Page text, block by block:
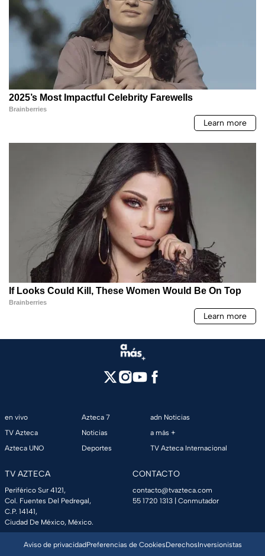
en vivo
TV Azteca
Azteca UNO
Azteca 7
Noticias
Deportes
adn Noticias
a más +
TV Azteca Internacional
TV AZTECA
Periférico Sur 4121,
Col. Fuentes Del Pedregal,
C.P. 14141,
Ciudad De México, México.
CONTACTO
contacto@tvazteca.com
55 1720 1313 | Conmutador
Aviso de privacidadPreferencias de CookiesDerechosInversionistas